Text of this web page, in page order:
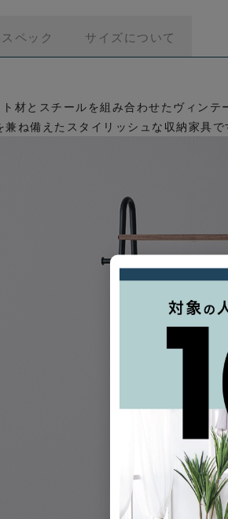
ペック サイズについて
材とスチールを組み合わせたヴィン
兼ね備えたスタイリッシュな収納家具で